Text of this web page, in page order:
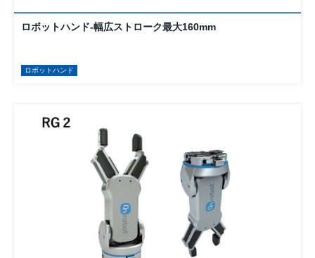
ロボットハンド-幅広ストローク最大160mm
ロボットハンド